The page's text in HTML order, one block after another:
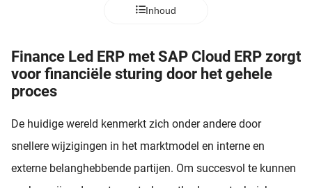
Inhoud
Finance Led ERP met SAP Cloud ERP zorgt
voor financiële sturing door het gehele
proces
De huidige wereld kenmerkt zich onder andere door
snellere wijzigingen in het marktmodel en interne en
externe belanghebbende partijen. Om succesvol te kunnen